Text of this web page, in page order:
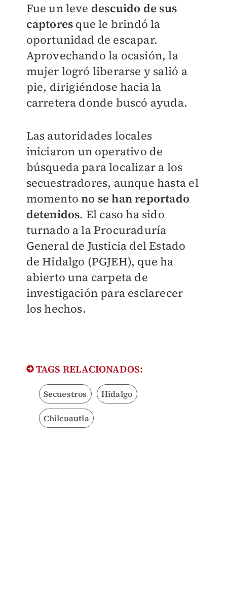
Fue un leve descuido de sus
captores que le brindó la
oportunidad de escapar.
Aprovechando la ocasión, la
mujer logró liberarse y salió a
pie, dirigiéndose hacia la
carretera donde buscó ayuda.
Las autoridades locales
iniciaron un operativo de
búsqueda para localizar a los
secuestradores, aunque hasta el
momentono se han reportado
detenidos. El caso ha sido
turnado a la Procuraduría
General de Justicia del Estado
de Hidalgo (PGJEH), que ha
abierto una carpeta de
investigación para esclarecer
los hechos.
TAGS RELACIONADOS:
Secuestros Hidalgo
Chilcuautla